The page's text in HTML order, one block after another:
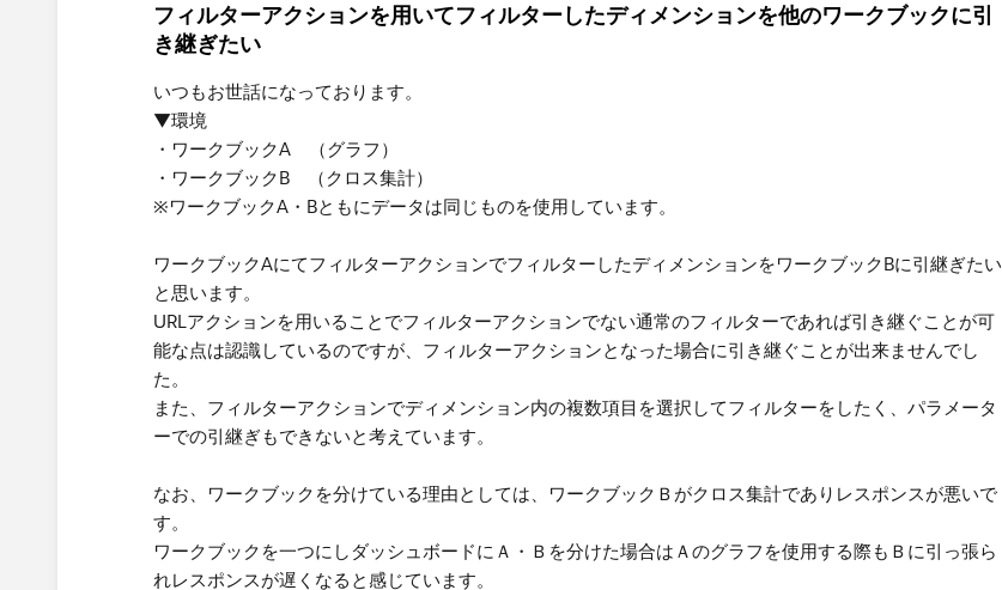
フィルターアクションを用いてフィルターしたディメンションを他のワークブックに引
き継ぎたい
いつもお世話になっております。
▼環境
・ワークブックA （グラフ）
・ワークブックB （クロス集計）
※ワークブックA・Bともにデータは同じものを使用しています。
ワークブックAにてフィルターアクションでフィルターしたディメンションをワークブックBに引継ぎたい
と思います。
URLアクションを用いることでフィルターアクションでない通常のフィルターであれば引き継ぐことが可
能な点は認識しているのですが、フィルターアクションとなった場合に引き継ぐことが出来ませんでし
た。
また、フィルターアクションでディメンション内の複数項目を選択してフィルターをしたく、パラメータ
ーでの引継ぎもできないと考えています。
なお、ワークブックを分けている理由としては、ワークブックＢがクロス集計でありレスポンスが悪いで
す。
ワークブックを一つにしダッシュボードにＡ・Ｂを分けた場合はＡのグラフを使用する際もＢに引っ張ら
れレスポンスが遅くなると感じています。